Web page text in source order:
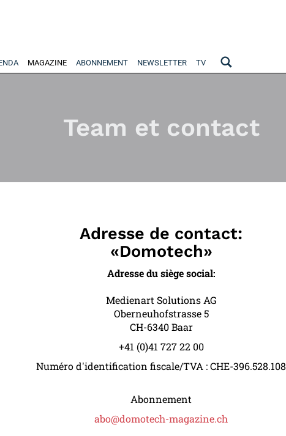
MAGAZINE ABONNEMENT NEWSLETTER TV
Team et contact
Adresse de contact:
«Domotech»
Adresse du siège social:
Medienart Solutions AG
Oberneuhofstrasse 5
CH-6340 Baar
+41 (0)41 727 22 00
Numéro d'identification fiscale/TVA : CHE-396.528.108
Abonnement
abo@domotech-magazine.ch